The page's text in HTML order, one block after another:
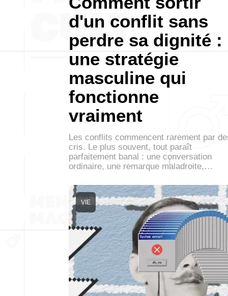
d'un conflit sans
perdre sa dignité :
une stratégie
masculine qui
fonctionne
vraiment
Les conflits commencent rarement par
cris. Le plus souvent, tout paraît
parfaitement banal : une conversation
ordinaire, une remarque maladroite,…
VIE